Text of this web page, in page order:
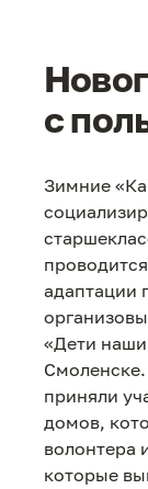
с
Зимние
адаптации
«Дети
приняли
домов,
волонтера
которые